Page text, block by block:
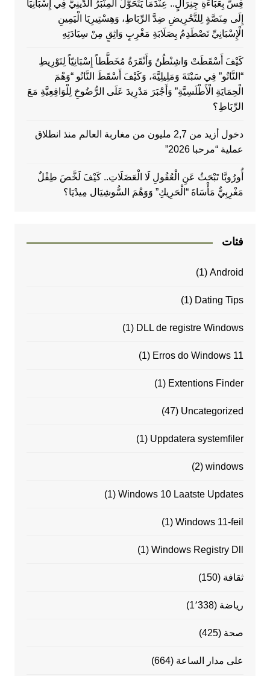
قِسٌّ بِعَبَاءَةِ جِنِرَالٍ.. عِنْدَمَا يَتَحَوَّلُ الْمِنْبَرُ الدِّينِيُّ فِي إِسْبَانِيَا
إِلَى مِنَصَّةٍ لِلتَّحْرِيضِ ضِدَّ الرِّبَاطِ، وَهِسْتِيرِيَا الْيَمِينِ
الْإِسْبَانِيِّ تَصْطَدِمُ بِصَلَابَةِ مَغْرِبٍ وَاثِقٍ مِنْ سِيَادَتِهِ
كَيْفَ أَسْقَطَتْ وَاشِنْطُنُ وَأَنْقَرَةُ مُخَطَّطاً إِسْبَانِيّاً لِتَوْرِيطِ
“النَّاتُو” فِي سَبْتَةَ وَمَلِيلِيَّةَ، وَكَيْفَ أَسْقَطَ النَّاتُو “وَهْمَ
الْحِمَايَةِ الْأَطْلَسِيَّةِ” وَأَجْبَرَ مَدْرِيدَ عَلَى الرُّضُوخِ لِلْوَاقِعِيَّةِ مَعَ
الرِّبَاطِ؟
دخول أزيد من 2,7 مليون من مغاربة العالم منذ انطلاق
عملية “مرحبا 2026”
أُورُوبَّا تَبْحَثُ عَنِ الْعُقُولِ لَا الْعَضَلَاتِ.. كَيْفَ لَخَّصَ طِفْلٌ
مَغْرِبِيٌّ مَأْسَاةَ “الْحَرِيكِ” وَوَهْمَ السُّوشِيَال مِيدْيَا؟
فئات
Android
(1)
Dating Tips
(1)
DLL de registre Windows
(1)
Erros do Windows 11
(1)
Extentions Finder
(1)
Uncategorized
(47)
Uppdatera systemfiler
(1)
windows
(2)
Windows 10 Laatste Updates
(1)
Windows 11-feil
(1)
Windows Registry Dll
(1)
ثقافة (150)
رياضة (1٬338)
صحة (425)
على مدار الساعة (664)